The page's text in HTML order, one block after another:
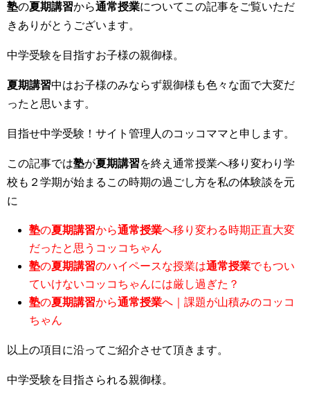
塾の夏期講習から通常授業についてこの記事をご覧いただ
きありがとうございます。
中学受験を目指すお子様の親御様。
夏期講習中はお子様のみならず親御様も色々な面で大変だ
ったと思います。
目指せ中学受験！サイト管理人のコッコママと申します。
この記事では塾が夏期講習を終え通常授業へ移り変わり学
校も２学期が始まるこの時期の過ごし方を私の体験談を元
に
塾の夏期講習から通常授業へ移り変わる時期正直大変
だったと思うコッコちゃん
塾の夏期講習のハイペースな授業は通常授業でもつい
ていけないコッコちゃんには厳し過ぎた？
塾の夏期講習から通常授業へ｜課題が山積みのコッコ
ちゃん
以上の項目に沿ってご紹介させて頂きます。
中学受験を目指さられる親御様。